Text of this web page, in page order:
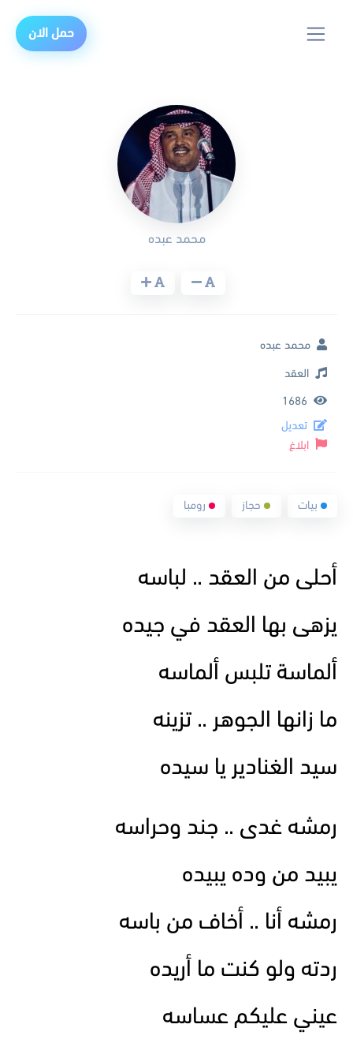
حمل الان
أحلى من العقد .. لباسه
يزهى بها العقد في جيده
ألماسة تلبس ألماسه
ما زانها الجوهر .. تزينه
سيد الغنادير يا سيده
رمشه غدى .. جند وحراسه
يبيد من وده يبيده
رمشه أنا .. أخاف من باسه
ردته ولو كنت ما أريده
عيني عليكم عساسه
محمد عبده
محمد عبده
العقد
1686
تعديل
ابلاغ
بيات حجاز رومبا